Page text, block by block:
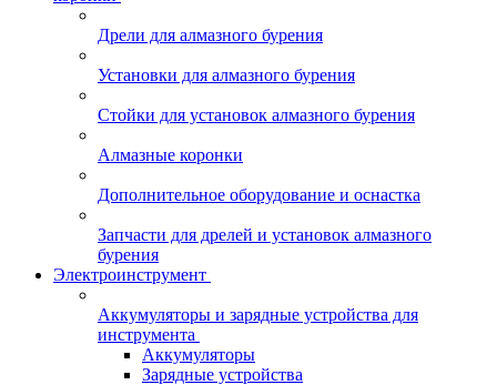
Дрели для алмазного бурения
Установки для алмазного бурения
Стойки для установок алмазного бурения
Алмазные коронки
Дополнительное оборудование и оснастка
Запчасти для дрелей и установок алмазного
бурения
Электроинструмент
Аккумуляторы и зарядные устройства для
инструмента
Аккумуляторы
Зарядные устройства